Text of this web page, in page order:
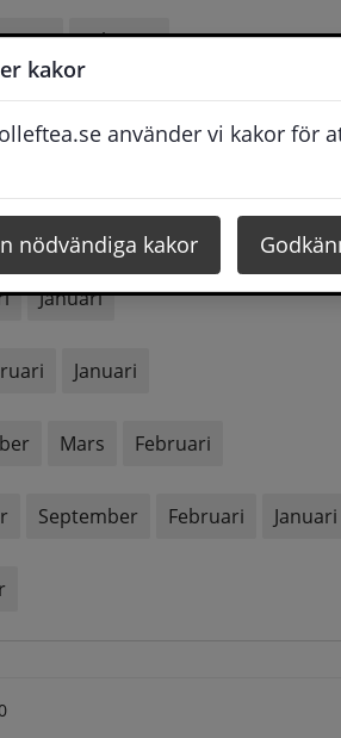
kakor
använder vi kakor för
nödvändiga kakor
Mars Februari
Augusti
Januari
Januari
Mars Februari
September Februari Januari